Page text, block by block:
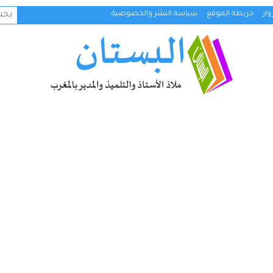
خريطة الموقع سياسة النشر والخصوصية
عن: